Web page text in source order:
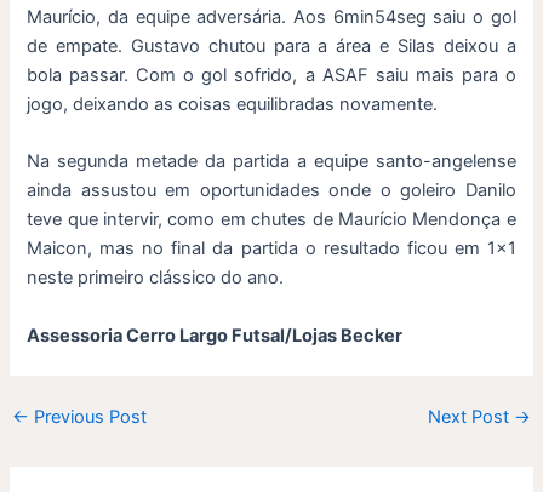
Maurício, da equipe adversária. Aos 6min54seg saiu o gol
de empate. Gustavo chutou para a área e Silas deixou a
bola passar. Com o gol sofrido, a ASAF saiu mais para o
jogo, deixando as coisas equilibradas novamente.
Na segunda metade da partida a equipe santo-angelense
ainda assustou em oportunidades onde o goleiro Danilo
teve que intervir, como em chutes de Maurício Mendonça e
Maicon, mas no final da partida o resultado ficou em 1×1
neste primeiro clássico do ano.
Assessoria Cerro Largo Futsal/Lojas Becker
← Previous Post Next Post →